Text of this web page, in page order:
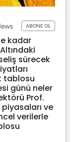
ABONE OL
kadar
sürecek
tablosu
günü neler
Prof.
ve
verilerle